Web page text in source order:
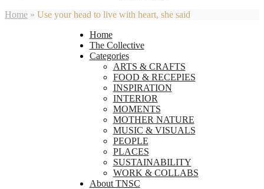
Home » Use your head to live with heart, she said
Home
The Collective
Categories
ARTS & CRAFTS
FOOD & RECEPIES
INSPIRATION
INTERIOR
MOMENTS
MOTHER NATURE
MUSIC & VISUALS
PEOPLE
PLACES
SUSTAINABILITY
WORK & COLLABS
About TNSC